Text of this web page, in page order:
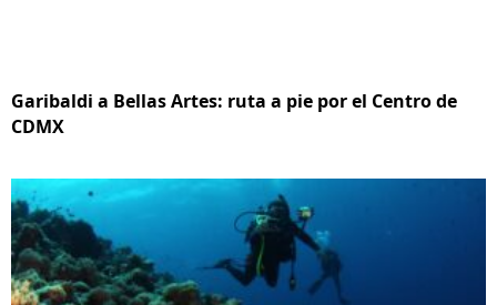
Garibaldi a Bellas Artes: ruta a pie por el Centro de
CDMX